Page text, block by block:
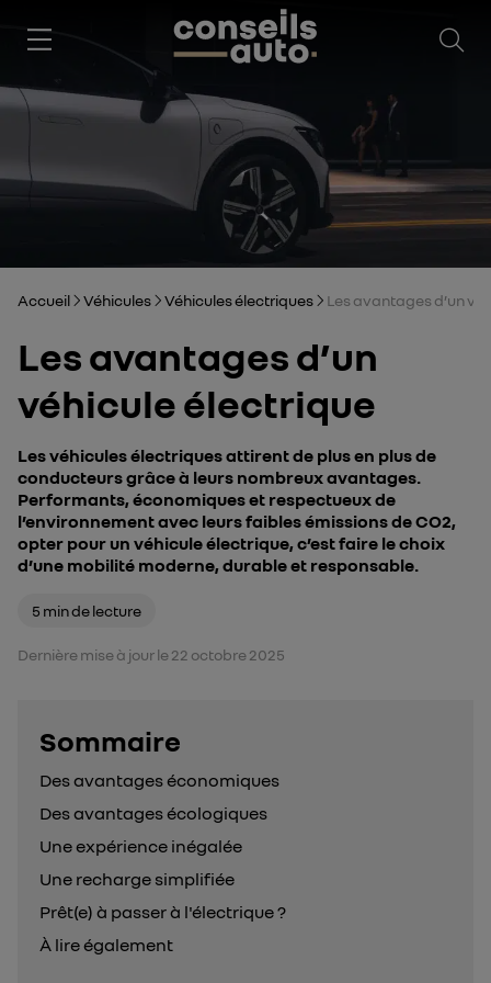
Accueil Véhicules Véhicules électriques Les avantages d’un
Les avantages d’un
véhicule électrique
Les véhicules électriques attirent de plus en plus de
conducteurs grâce à leurs nombreux avantages.
Performants, économiques et respectueux de
l’environnement avec leurs faibles émissions de CO2,
opter pour un véhicule électrique, c’est faire le choix
d’une mobilité moderne, durable et responsable.
Dernière mise à jour le 22 octobre 2025
5 min de lecture
Sommaire
- appuyez sur le bouton
Des avantages économiques
Des avantages écologiques
Une expérience inégalée
Une recharge simplifiée
Prêt(e) à passer à l'électrique ?
À lire également